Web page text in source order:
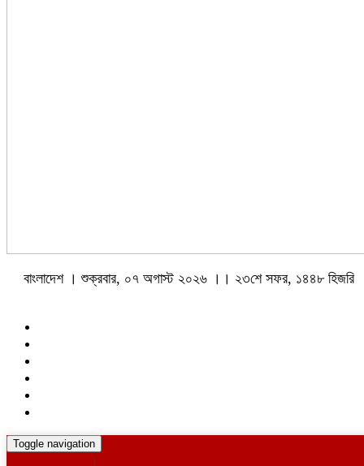
বাংলাদেশ । শুক্রবার, ০৭ অগাস্ট ২০২৬ ।। ২৩শে সফর, ১৪৪৮ হিজরি
Toggle navigation